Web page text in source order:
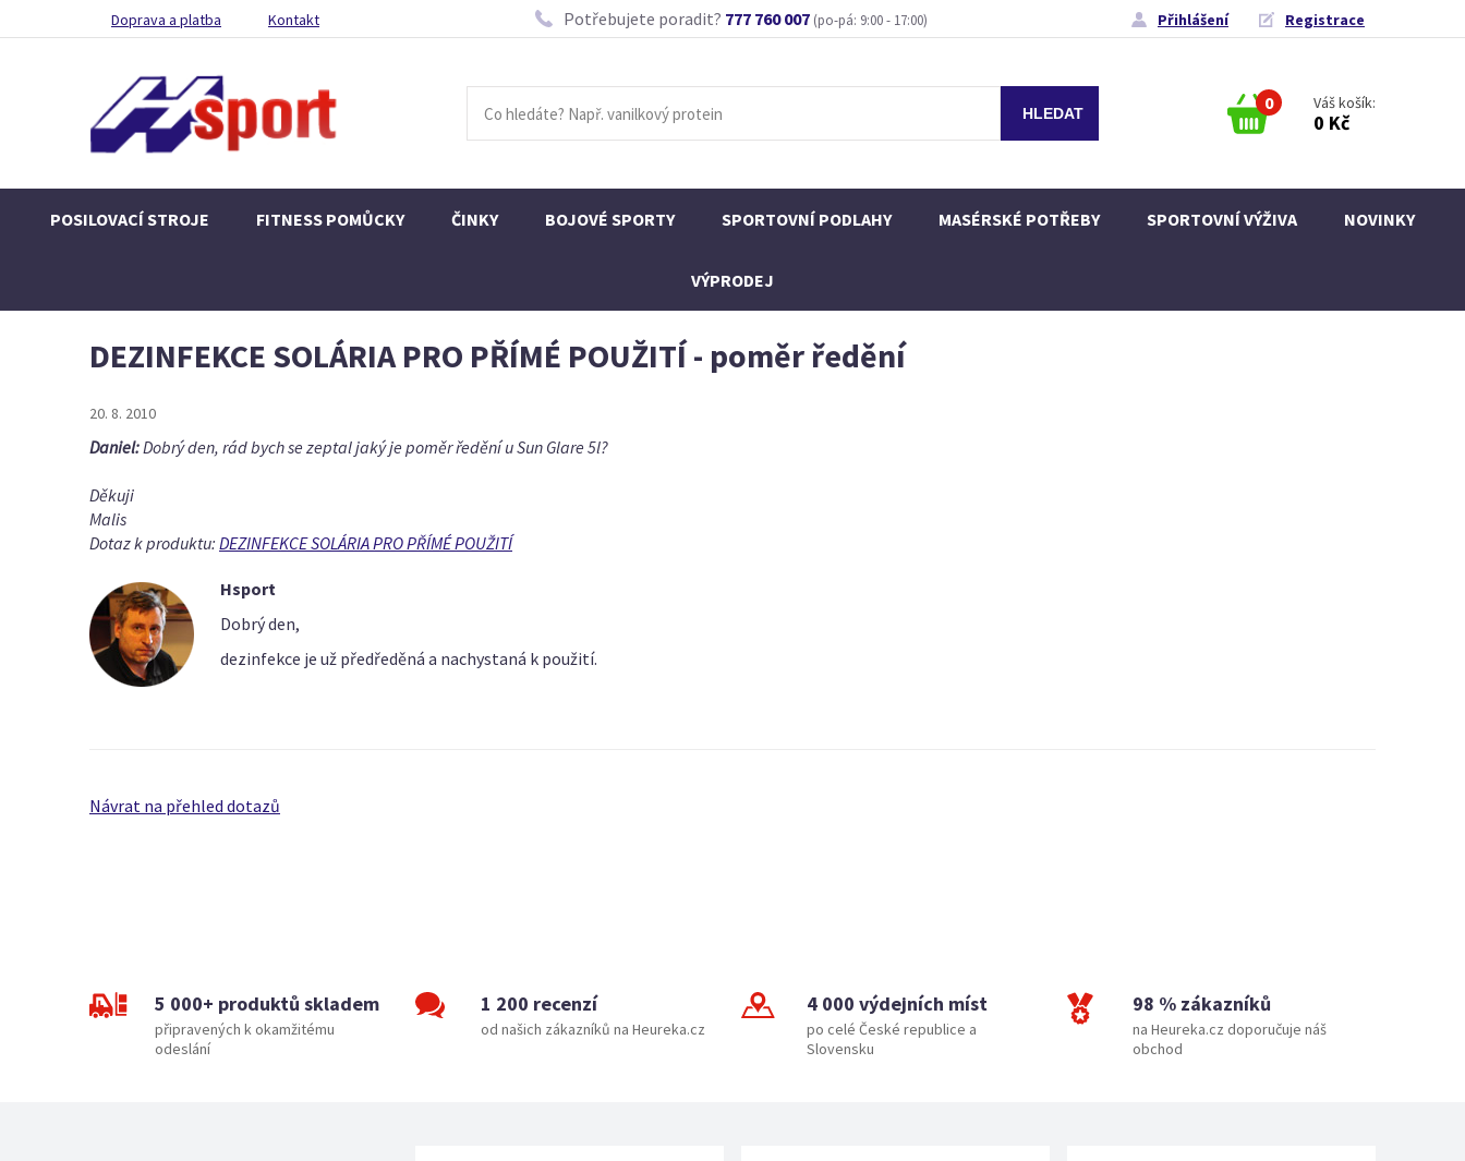
Doprava a platba Kontakt Potřebujete poradit? 777 760 007 (po-pá: 9:00 - 17:00) Přihlášení Registrace
0 Váš košík:
0 Kč
POSILOVACÍ STROJE FITNESS POMŮCKY ČINKY BOJOVÉ SPORTY SPORTOVNÍ PODLAHY MASÉRSKÉ POTŘEBY SPORTOVNÍ VÝŽIVA NOVINKY
VÝPRODEJ
DEZINFEKCE SOLÁRIA PRO PŘÍMÉ POUŽITÍ - poměr ředění
20. 8. 2010
Daniel:Dobrý den, rád bych se zeptal jaký je poměr ředění u Sun Glare 5l?
Děkuji
Malis
Dotaz k produktu: DEZINFEKCE SOLÁRIA PRO PŘÍMÉ POUŽITÍ
Hsport
Dobrý den,
dezinfekce je už předředěná a nachystaná k použití.
Návrat na přehled dotazů
5 000+ produktů skladem
připravených k okamžitému
odeslání
1 200 recenzí
od našich zákazníků na Heureka.cz
4 000 výdejních míst
po celé České republice a
Slovensku
98 % zákazníků
na Heureka.cz doporučuje náš
obchod